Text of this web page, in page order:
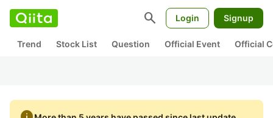
search Login Signup
Trend Stock List Question Official Event Official